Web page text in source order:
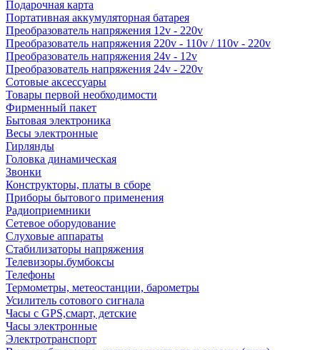
Подарочная карта
Портативная аккумуляторная батарея
Преобразователь напряжения 12v - 220v
Преобразователь напряжения 220v - 110v / 110v - 220v
Преобразователь напряжения 24v - 12v
Преобразователь напряжения 24v - 220v
Сотовые аксессуары
Товары первой необходимости
Фирменный пакет
Бытовая электроника
Весы электронные
Гирлянды
Головка динамическая
Звонки
Конструкторы, платы в сборе
Приборы бытового применения
Радиоприемники
Сетевое оборудование
Слуховые аппараты
Стабилизаторы напряжения
Телевизоры.бумбоксы
Телефоны
Термометры, метеостанции, барометры
Усилитель сотового сигнала
Часы с GPS,смарт, детские
Часы электронные
Электротранспорт